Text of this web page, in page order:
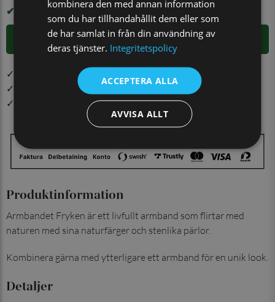
I LAGER
LÄGG I VARUKORGEN
✓ Öppet köp i 30 dagar ✓ Fri frakt från 499 kr
✓ Din beställning skickas inom 1-2 vardagar
✓ Snabb leverans från vårt lager i Jönköping
Produktinformation
Armbandet Fryken är ett livfullt armband som flirtar med
naturen med sina naturfärger och stenlika pärlor.
Kombinera gärna med ytterligare ett armband för en unik look.
Detaljer
kombinera den med annan information
som du har tillhandahållit dem eller som
de har samlat in från din användning av
deras tjänster. Integritetspolicy
ACCEPTERA ALLA
AVVISA ALLT